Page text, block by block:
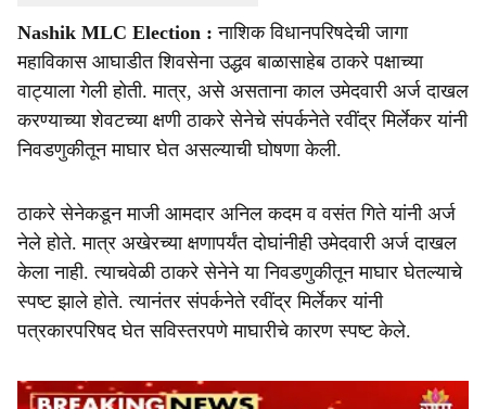
a
r
e
Nashik MLC Election : नाशिक विधानपरिषदेची जागा
महाविकास आघाडीत शिवसेना उद्धव बाळासाहेब ठाकरे पक्षाच्या
वाट्याला गेली होती. मात्र, असे असताना काल उमेदवारी अर्ज दाखल
करण्याच्या शेवटच्या क्षणी ठाकरे सेनेचे संपर्कनेते रवींद्र मिर्लेकर यांनी
निवडणुकीतून माघार घेत असल्याची घोषणा केली.
ठाकरे सेनेकडून माजी आमदार अनिल कदम व वसंत गिते यांनी अर्ज
नेले होते. मात्र अखेरच्या क्षणापर्यंत दोघांनीही उमेदवारी अर्ज दाखल
केला नाही. त्याचवेळी ठाकरे सेनेने या निवडणुकीतून माघार घेतल्याचे
स्पष्ट झाले होते. त्यानंतर संपर्कनेते रवींद्र मिर्लेकर यांनी
पत्रकारपरिषद घेत सविस्तरपणे माघारीचे कारण स्पष्ट केले.